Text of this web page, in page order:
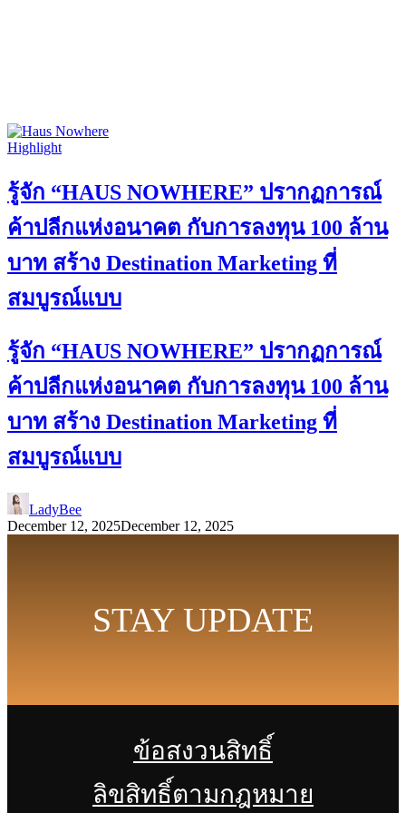
Highlight
รู้จัก “HAUS NOWHERE” ปรากฏการณ์
ค้าปลีกแห่งอนาคต กับการลงทุน 100 ล้าน
บาท สร้าง Destination Marketing ที่
สมบูรณ์แบบ
รู้จัก “HAUS NOWHERE” ปรากฏการณ์
ค้าปลีกแห่งอนาคต กับการลงทุน 100 ล้าน
บาท สร้าง Destination Marketing ที่
สมบูรณ์แบบ
LadyBee
December 12, 2025December 12, 2025
STAY UPDATE
ข้อสงวนสิทธิ์
ลิขสิทธิ์ตามกฎหมาย